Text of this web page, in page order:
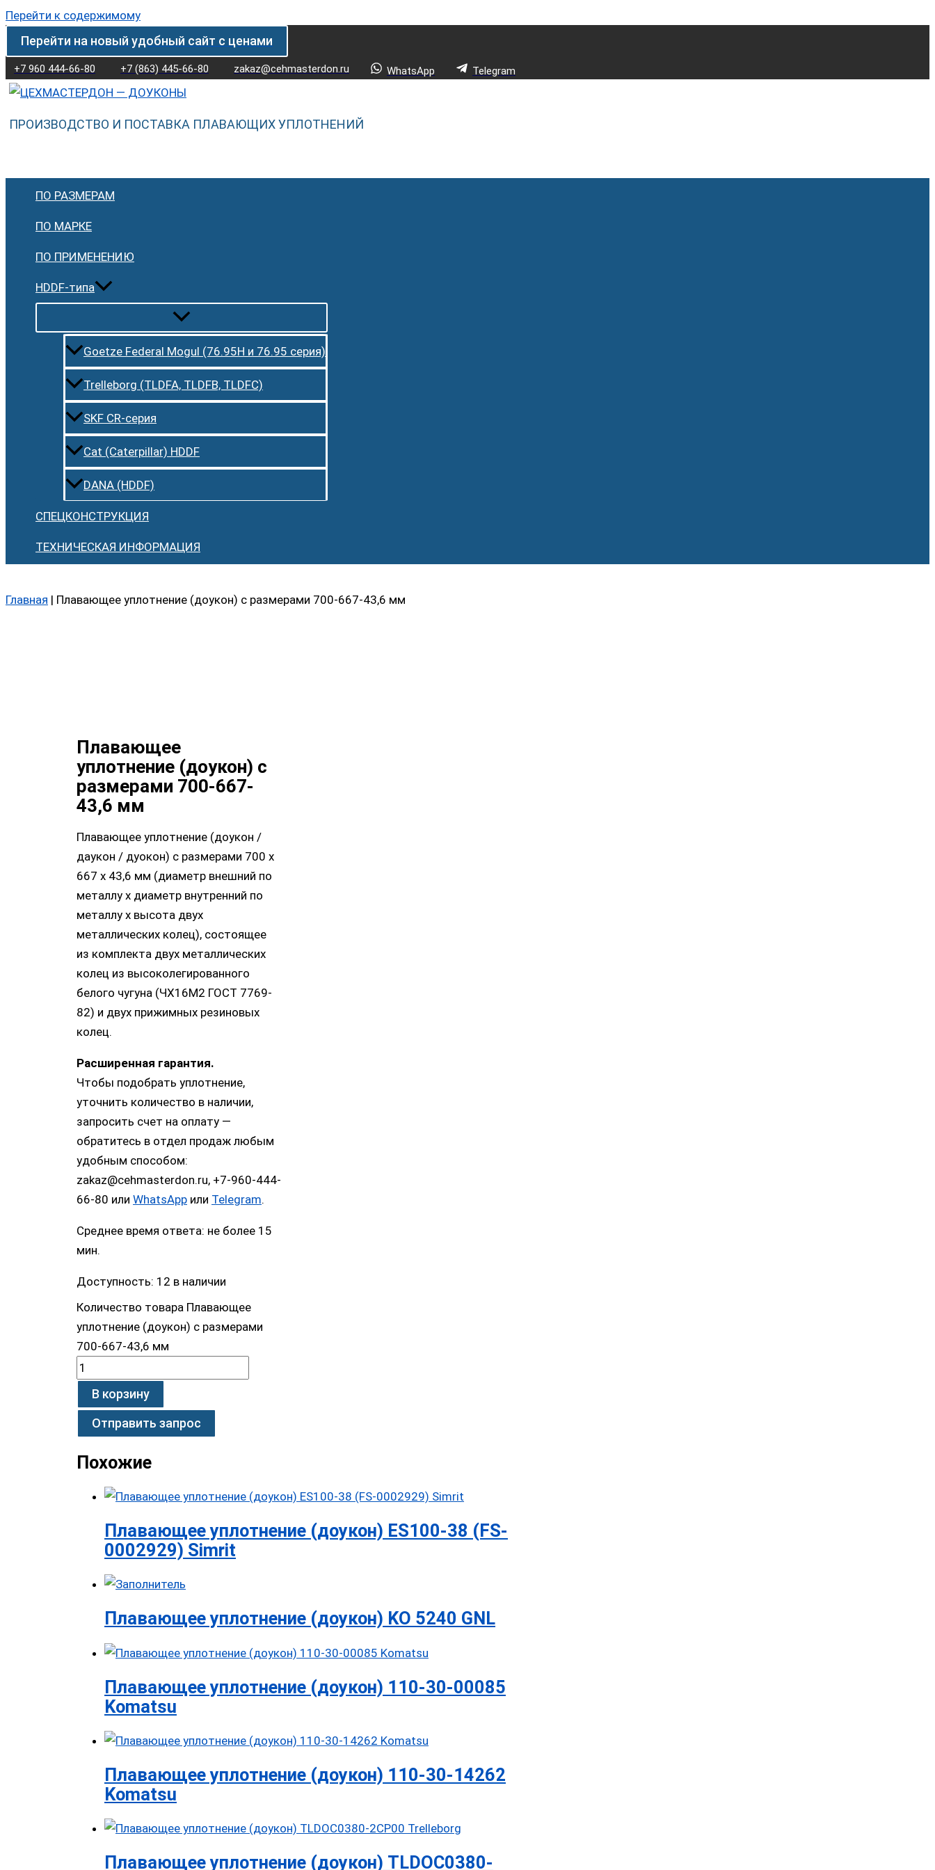
Перейти к содержимому
Перейти на новый удобный сайт с ценами
+7 960 444-66-80 +7 (863) 445-66-80 zakaz@cehmasterdon.ru WhatsApp Telegram
ПРОИЗВОДСТВО И ПОСТАВКА ПЛАВАЮЩИХ УПЛОТНЕНИЙ
ПО РАЗМЕРАМ
ПО МАРКЕ
ПО ПРИМЕНЕНИЮ
HDDF-типа
Goetze Federal Mogul (76.95H и 76.95 серия)
Trelleborg (TLDFA, TLDFB, TLDFC)
SKF CR-серия
Cat (Caterpillar) HDDF
DANA (HDDF)
СПЕЦКОНСТРУКЦИЯ
ТЕХНИЧЕСКАЯ ИНФОРМАЦИЯ
Главная | Плавающее уплотнение (доукон) с размерами 700-667-43,6 мм
Плавающее
уплотнение (доукон) с
размерами 700-667-
43,6 мм
Плавающее уплотнение (доукон /
даукон / дуокон) с размерами 700 х
667 х 43,6 мм (диаметр внешний по
металлу х диаметр внутренний по
металлу х высота двух
металлических колец), состоящее
из комплекта двух металлических
колец из высоколегированного
белого чугуна (ЧХ16М2 ГОСТ 7769-
82) и двух прижимных резиновых
колец.
Расширенная гарантия.
Чтобы подобрать уплотнение,
уточнить количество в наличии,
запросить счет на оплату —
обратитесь в отдел продаж любым
удобным способом:
zakaz@cehmasterdon.ru, +7-960-444-
66-80 или WhatsApp или Telegram.
Среднее время ответа: не более 15
мин.
Доступность: 12 в наличии
Количество товара Плавающее
уплотнение (доукон) с размерами
700-667-43,6 мм
В корзину
Отправить запрос
Похожие
Плавающее уплотнение (доукон) ES100-38 (FS-
0002929) Simrit
Плавающее уплотнение (доукон) KO 5240 GNL
Плавающее уплотнение (доукон) 110-30-00085
Komatsu
Плавающее уплотнение (доукон) 110-30-14262
Komatsu
Плавающее уплотнение (доукон) TLDOC0380-